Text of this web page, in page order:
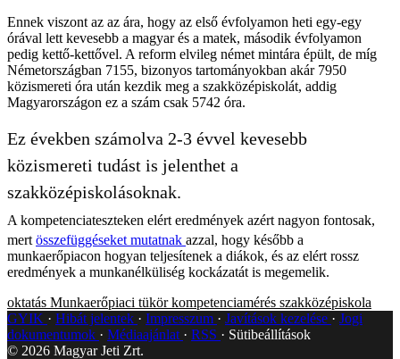
Ennek viszont az az ára, hogy az első évfolyamon heti egy-egy
órával lett kevesebb a magyar és a matek, második évfolyamon
pedig kettő-kettővel. A reform elvileg német mintára épült, de míg
Németországban 7155, bizonyos tartományokban akár 7950
közismereti óra után kezdik meg a szakközépiskolát, addig
Magyarországon ez a szám csak 5742 óra.
Ez években számolva 2-3 évvel kevesebb
közismereti tudást is jelenthet a
szakközépiskolásoknak.
A kompetenciateszteken elért eredmények azért nagyon fontosak,
mert összefüggéseket mutatnak azzal, hogy később a
munkaerőpiacon hogyan teljesítenek a diákok, és az elért rossz
eredmények a munkanélküliség kockázatát is megemelik.
oktatás Munkaerőpiaci tükör kompetenciamérés szakközépiskola
GYIK
Hibát jelentek Impresszum Javítások kezelése
Jogi
dokumentumok
Médiaajánlat RSS
Sütibeállítások
© 2026 Magyar Jeti Zrt.